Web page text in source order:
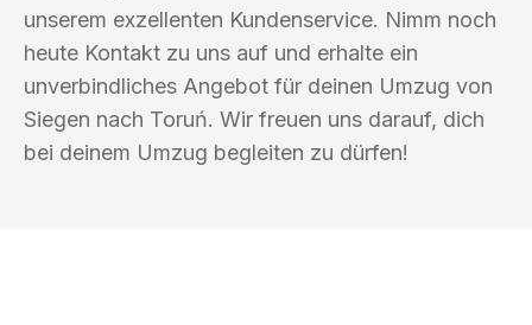
unserem exzellenten Kundenservice. Nimm noch
heute Kontakt zu uns auf und erhalte ein
unverbindliches Angebot für deinen Umzug von
Siegen nach Toruń. Wir freuen uns darauf, dich
bei deinem Umzug begleiten zu dürfen!